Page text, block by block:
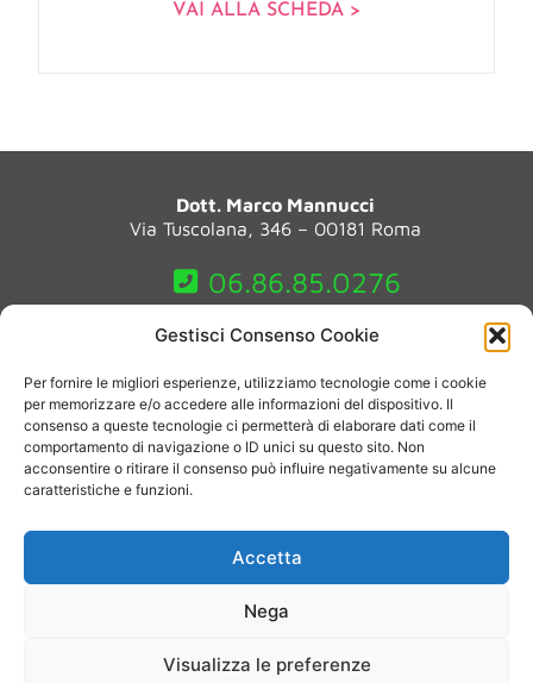
Gestisci Consenso Cookie
Per fornire le migliori esperienze, utilizziamo tecnologie come i cookie
per memorizzare e/o accedere alle informazioni del dispositivo. Il
consenso a queste tecnologie ci permetterà di elaborare dati come il
comportamento di navigazione o ID unici su questo sito. Non
acconsentire o ritirare il consenso può influire negativamente su alcune
caratteristiche e funzioni.
Accetta
Nega
Visualizza le preferenze
VAI ALLA SCHEDA >
Dott. Marco Mannucci
Via Tuscolana, 346 – 00181 Roma
06.86.85.0276
(*)Le immagini e i testi presenti su questo sito sono a scopo
dimostrativo e/o informativo dei risultati potenzialmente raggiungibili
grazie ai trattamenti proposti. Tuttavia, la reazione a ogni trattamento
(viso e corpo) è puramente soggettiva, per tale ragione non è garantito
il medesimo risultato visibile sulle immagini qui pubblicate o quello
indicato nei testi.
– PIVA: 09553311003 – Copyright 2015-
2025